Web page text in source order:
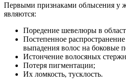
Первыми признаками облысения у
являются:
Поредение шевелюры в
Постепенное
выпадения волос на боковые
Истончение волосяных
Потеря пигментации;
Их ломкость, тусклость.